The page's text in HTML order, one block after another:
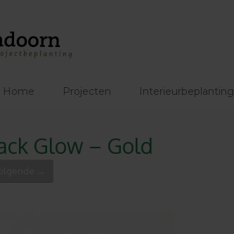
Home Projecten Interieurbeplanting
Glow – Gold